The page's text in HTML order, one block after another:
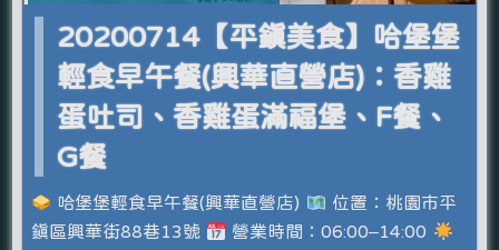
20200714【平鎮美食】哈堡堡
輕食早午餐(興華直營店)：香雞
蛋吐司、香雞蛋滿福堡、F餐、
G餐
哈堡堡輕食早午餐(興華直營店)
位置：桃園市平
鎮區興華街88巷13號
營業時間：06:00–14:00